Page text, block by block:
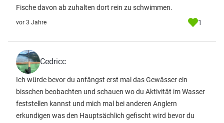
Fische davon ab zuhalten dort rein zu schwimmen.
vor 3 Jahre 1
Cedricc
Ich würde bevor du anfängst erst mal das Gewässer ein
bisschen beobachten und schauen wo du Aktivität im Wasser
feststellen kannst und mich mal bei anderen Anglern
erkundigen was den Hauptsächlich gefischt wird bevor du